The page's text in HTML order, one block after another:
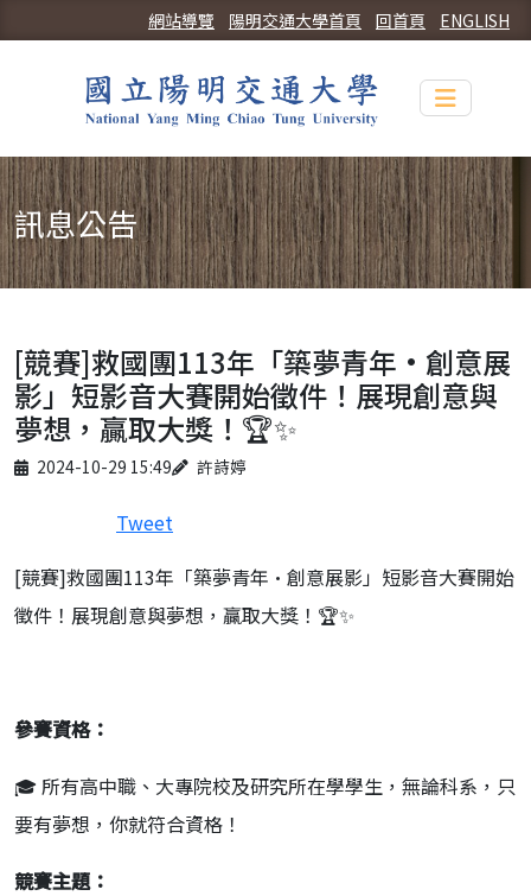
ENGLISH
回首頁
陽明交通大學首頁
網站導覽
Toggle
訊息公告
[競賽]救國團113年「築夢青年•創意展
影」短影音大賽開始徵件！展現創意與
夢想，贏取大獎！🏆✨
Published on
2024-10-29 15:49
Author 許詩婷
Tweet
[競賽]救國團113年「築夢青年•創意展影」短影音大賽開始
徵件！展現創意與夢想，贏取大獎！🏆✨
參賽資格：
🎓 所有高中職、大專院校及研究所在學學生，無論科系，只
要有夢想，你就符合資格！
競賽主題：